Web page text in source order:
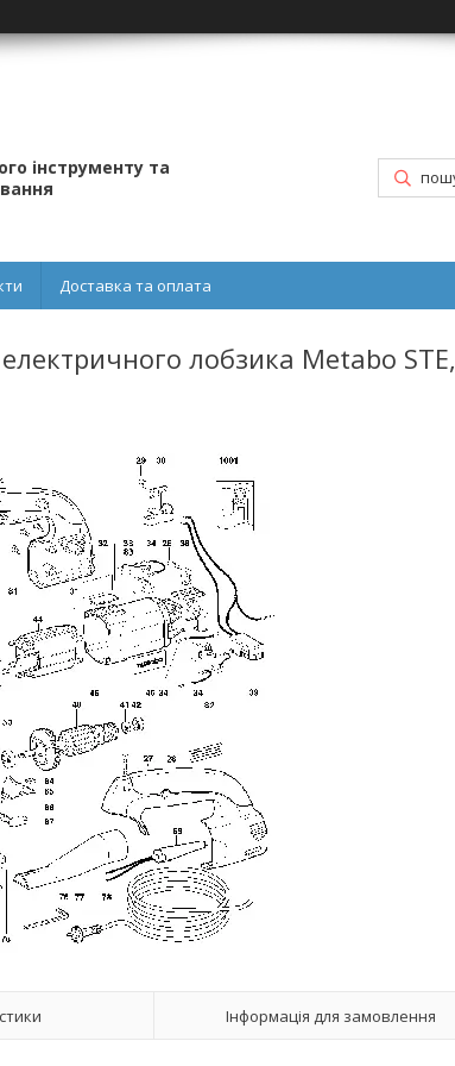
інструменту та
Доставка та оплата
лобзика Metabo STE,
Інформація для замовлення